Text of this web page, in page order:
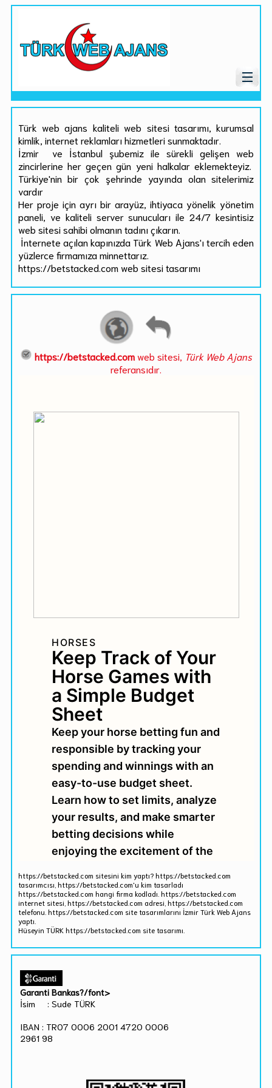
Türk web ajans kaliteli web sitesi tasarımı, kurumsal
kimlik, internet reklamları hizmetleri sunmaktadır.
İzmir ve İstanbul şubemiz ile sürekli gelişen web
zincirlerine her geçen gün yeni halkalar eklemekteyiz.
Türkiye'nin bir çok şehrinde yayında olan sitelerimiz
vardır
Her proje için ayrı bir arayüz, ihtiyaca yönelik yönetim
paneli, ve kaliteli server sunucuları ile 24/7 kesintisiz
web sitesi sahibi olmanın tadını çıkarın.
İnternete açılan kapınızda Türk Web Ajans'ı tercih eden
yüzlerce firmamıza minnettarız.
https://betstacked.com web sitesi tasarımı
https://betstacked.comweb sitesi, Türk Web Ajans
referansıdır.
https://betstacked.com sitesini kim yaptı? https://betstacked.com
tasarımcısı, https://betstacked.com'u kim tasarladı
https://betstacked.com hangi firma kodladı. https://betstacked.com
internet sitesi, https://betstacked.com adresi, https://betstacked.com
telefonu. https://betstacked.com site tasarımlarını İzmir Türk Web Ajans
yaptı.
Hüseyin TÜRK https://betstacked.com site tasarımı.
Garanti Bankas?/font>
İsim : Sude TÜRK
IBAN : TR07 0006 2001 4720 0006
2961 98